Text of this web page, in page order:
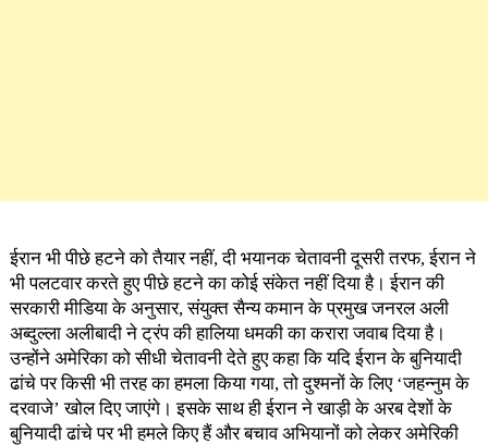
ईरान भी पीछे हटने को तैयार नहीं, दी भयानक चेतावनी दूसरी तरफ, ईरान ने
भी पलटवार करते हुए पीछे हटने का कोई संकेत नहीं दिया है। ईरान की
सरकारी मीडिया के अनुसार, संयुक्त सैन्य कमान के प्रमुख जनरल अली
अब्दुल्ला अलीबादी ने ट्रंप की हालिया धमकी का करारा जवाब दिया है।
उन्होंने अमेरिका को सीधी चेतावनी देते हुए कहा कि यदि ईरान के बुनियादी
ढांचे पर किसी भी तरह का हमला किया गया, तो दुश्मनों के लिए ‘जहन्नुम के
दरवाजे’ खोल दिए जाएंगे। इसके साथ ही ईरान ने खाड़ी के अरब देशों के
बुनियादी ढांचे पर भी हमले किए हैं और बचाव अभियानों को लेकर अमेरिकी